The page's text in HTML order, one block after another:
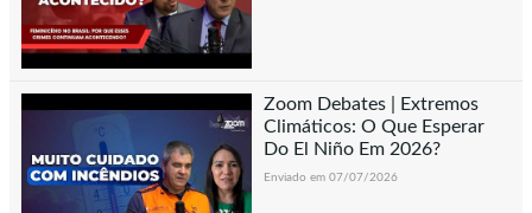
Zoom Debates | Extremos
Climáticos: O Que Esperar
Do El Niño Em 2026?
Enviado em 07/07/2026